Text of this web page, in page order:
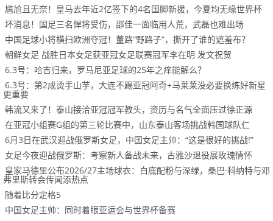
尴尬且无奈！皇马去年近2亿签下的4名国脚新援，今夏均无缘世界杯
坏消息！国足三名悍将受伤，邵佳一面临用人荒，武磊也难出场
中国足球小将横扫欧洲夺冠！董路“野路子”，撕开了谁的遮羞布？
朝鲜女足 战胜日本女足获亚冠女足联赛冠军李在明 发文祝贺
6.3号：哈吉归来，罗马尼亚足球的25年之痒能解么？
6.3号：第2成烫手山芋，大连不踢亚冠阿奇+马莱莱没必要换练好新星
更重要
韩流又来了！泰山接洽亚冠冠军教头，资历与名气全面压过徐正源
在亚冠小组赛G组的第三轮比赛中，山东泰山客场挑战韩国球队仁
6月3日在武汉迎战俄罗斯女足，中国女足主帅：“这是很好的挑战!”
女足今夜迎战俄罗斯：考察新人备战未来，古雅沙退役展玫瑰情怀
皇家马德里公布2026/27主场球衣：白底配粉与深绿，桑巴·科纳特与邓
弗里斯转会传闻添热点
随着比分定格5
中国女足主帅：同时着眼亚运会与世界杯备赛